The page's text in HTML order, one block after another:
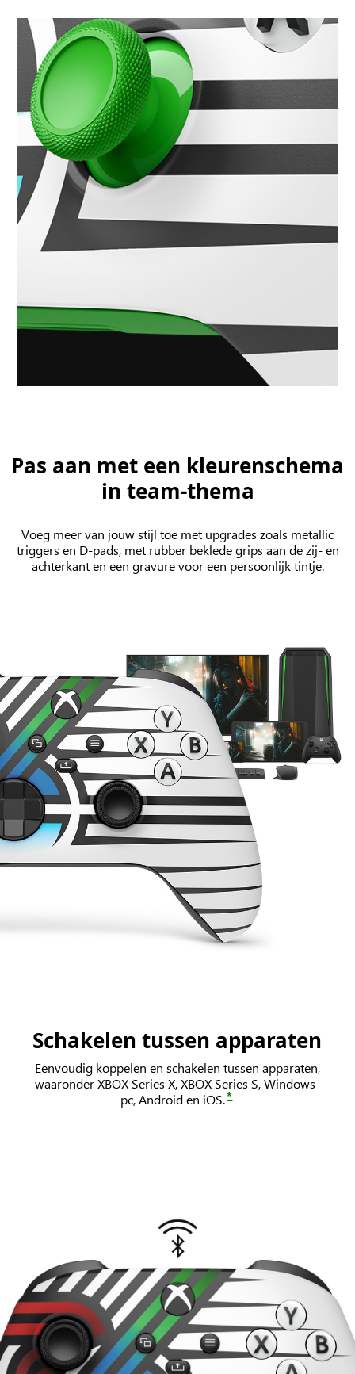
Pas aan met een kleurenschema
in team-thema
Voeg meer van jouw stijl toe met upgrades zoals metallic
triggers en D-pads, met rubber beklede grips aan de zij- en
achterkant en een gravure voor een persoonlijk tintje.
Schakelen tussen apparaten
Eenvoudig koppelen en schakelen tussen apparaten,
waaronder XBOX Series X, XBOX Series S, Windows-
pc, Android en iOS.*